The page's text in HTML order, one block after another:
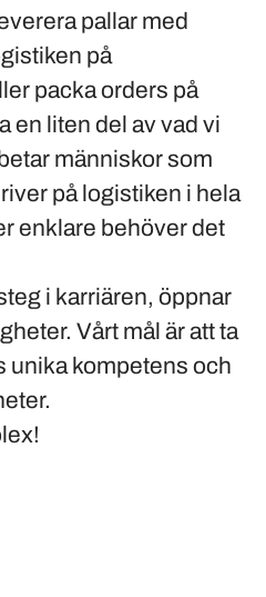
pallar med
på
packa orders på
en liten del av vad vi
människor som
på logistiken i hela
enklare behöver det
i karriären, öppnar
Vårt mål är att ta
unika kompetens och